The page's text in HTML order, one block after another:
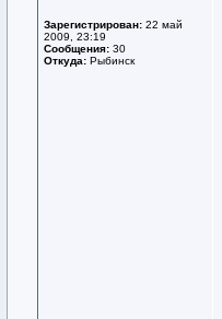
Зарегистрирован: 22 май
2009, 23:19
Сообщения: 30
Откуда: Рыбинск